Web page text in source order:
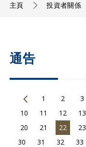
主頁 投資者關係
通告
1 2 3
10
11 12 13
20
21 22 23
30
31 32 33